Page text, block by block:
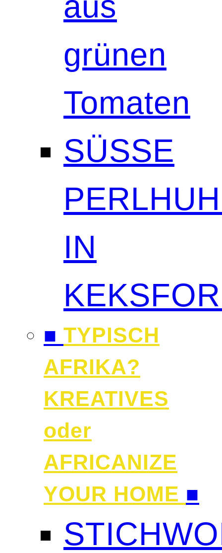
grünen
Tomaten
SÜSSE
IN
■ TYPISCH
AFRIKA?
KREATIVES
oder
AFRICANIZE
YOUR HOME ■